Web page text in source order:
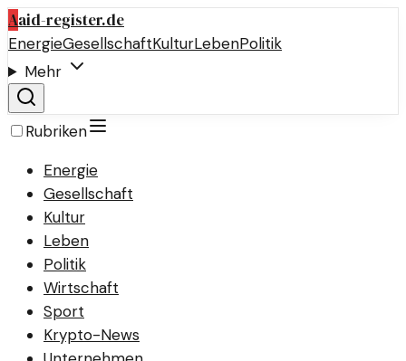
Aaid-register.de
EnergieGesellschaftKulturLebenPolitik
Mehr
Rubriken
Energie
Gesellschaft
Kultur
Leben
Politik
Wirtschaft
Sport
Krypto-News